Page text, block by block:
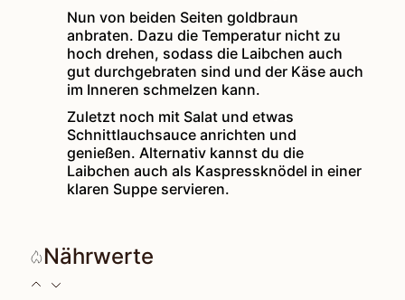
Nun von beiden Seiten goldbraun
anbraten. Dazu die Temperatur nicht zu
hoch drehen, sodass die Laibchen auch
gut durchgebraten sind und der Käse auch
im Inneren schmelzen kann.
Zuletzt noch mit Salat und etwas
Schnittlauchsauce anrichten und
genießen. Alternativ kannst du die
Laibchen auch als Kaspressknödel in einer
klaren Suppe servieren.
Nährwerte